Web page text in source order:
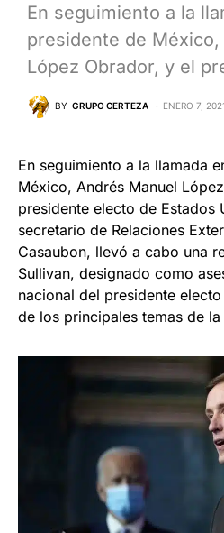
En seguimiento a la
presidente de
López Obrador, y el
BY GRUPO CERTEZA ENERO 7,
En seguimiento a la llamada
México, Andrés Manuel
presidente electo de Estados
secretario de Relaciones
Casaubon, llevó a cabo una
Sullivan, designado como
nacional del presidente
de los principales temas de